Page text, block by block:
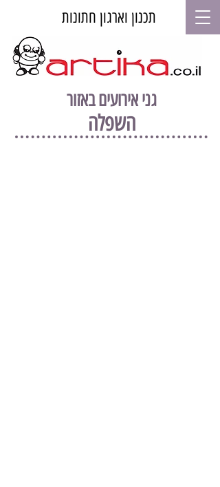
תכנון וארגון חתונות
גני אירועים באזור
השפלה